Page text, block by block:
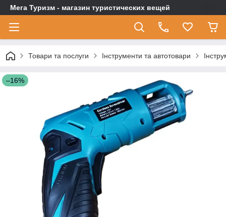
Мега Туризм - магазин туристических вещей
Товари та послуги Інструменти та автотовари
–16%